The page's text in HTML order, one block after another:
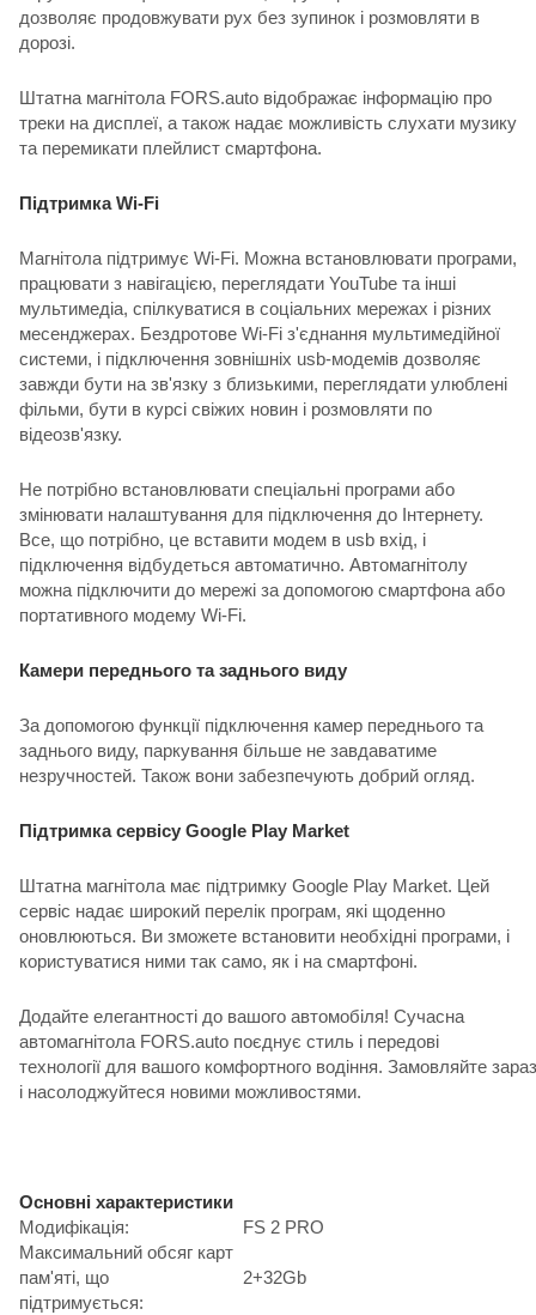
дозволяє продовжувати рух без зупинок і розмовляти в
дорозі.
Штатна магнітола FORS.auto відображає інформацію про
треки на дисплеї, а також надає можливість слухати музику
та перемикати плейлист смартфона.
Підтримка Wi-Fi
Магнітола підтримує Wi-Fi. Можна встановлювати програми,
працювати з навігацією, переглядати YouTube та інші
мультимедіа, спілкуватися в соціальних мережах і різних
месенджерах. Бездротове Wi-Fi з'єднання мультимедійної
системи, і підключення зовнішніх usb-модемів дозволяє
завжди бути на зв'язку з близькими, переглядати улюблені
фільми, бути в курсі свіжих новин і розмовляти по
відеозв'язку.
Не потрібно встановлювати спеціальні програми або
змінювати налаштування для підключення до Інтернету.
Все, що потрібно, це вставити модем в usb вхід, і
підключення відбудеться автоматично. Автомагнітолу
можна підключити до мережі за допомогою смартфона або
портативного модему Wi-Fi.
Камери переднього та заднього виду
За допомогою функції підключення камер переднього та
заднього виду, паркування більше не завдаватиме
незручностей. Також вони забезпечують добрий огляд.
Підтримка сервісу Google Play Market
Штатна магнітола має підтримку Google Play Market. Цей
сервіс надає широкий перелік програм, які щоденно
оновлюються. Ви зможете встановити необхідні програми, і
користуватися ними так само, як і на смартфоні.
Додайте елегантності до вашого автомобіля! Сучасна
автомагнітола FORS.auto поєднує стиль і передові
технології для вашого комфортного водіння. Замовляйте зараз
і насолоджуйтеся новими можливостями.
Основні характеристики
Модифікація:
FS 2 PRO
Максимальний обсяг карт
пам'яті, що
підтримується:
2+32Gb